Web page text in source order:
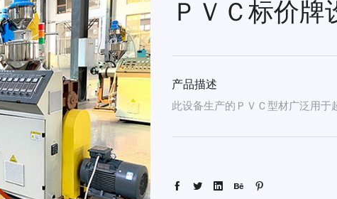
ＰＶＣ标价牌
产品描述
此设备生产的ＰＶＣ型材广泛用于